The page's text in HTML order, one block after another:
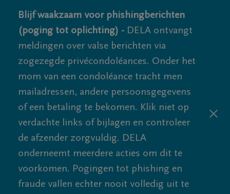
Blijf waakzaam voor phishingberichten
(poging tot oplichting) - DELA ontvangt
meldingen over valse berichten via
zogezegde privécondoléances. Onder het
mom van een condoléance tracht men
mailadressen, andere persoonsgegevens
of een betaling te bekomen. Klik niet op
verdachte links of bijlagen en controleer
de afzender zorgvuldig. DELA
onderneemt meerdere acties om dit te
voorkomen. Pogingen tot phishing en
fraude vallen echter nooit volledig uit te